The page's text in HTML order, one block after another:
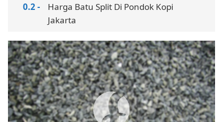
Harga Batu Split Di Pondok Kopi
Jakarta